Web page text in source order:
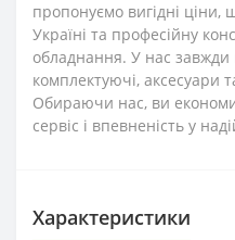
пропонуємо вигідні ціни,
Україні та професійну
обладнання. У нас завжди
комплектуючі, аксесуари
Обираючи нас, ви
сервіс і впевненість у
Характеристики